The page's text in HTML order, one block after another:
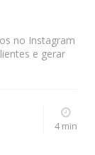
no Instagram
e gerar
4 min